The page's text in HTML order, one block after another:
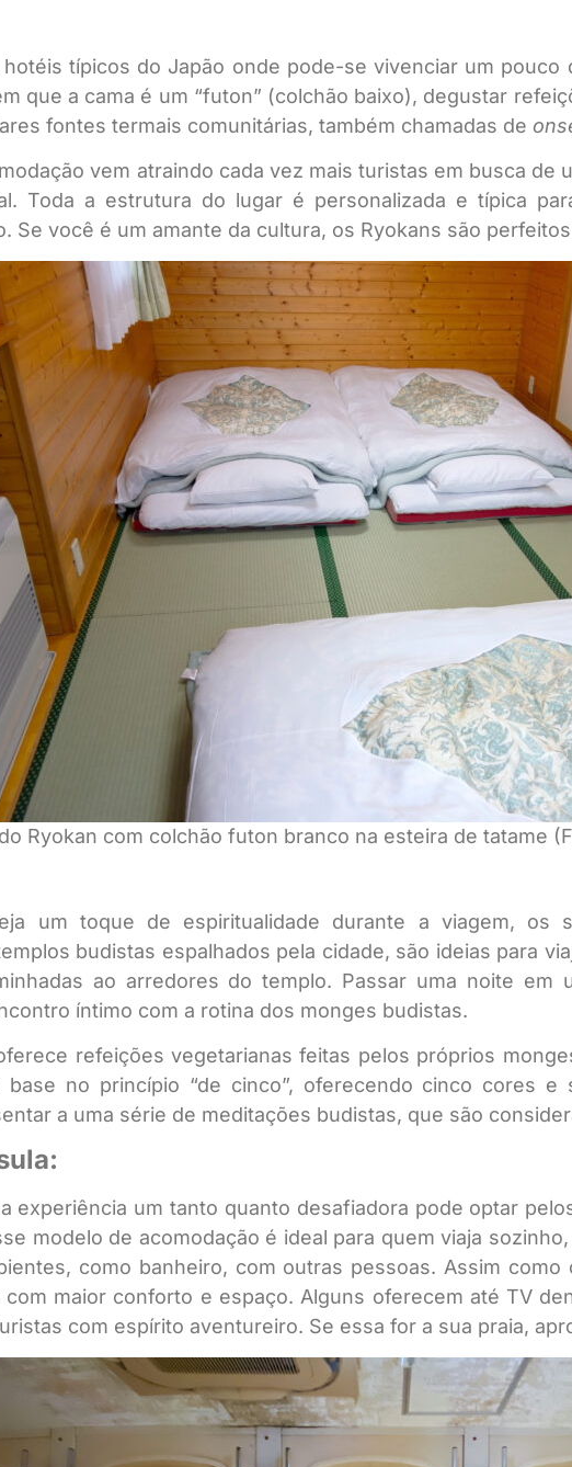
hotéis típicos do Japão onde pode-se vivenciar um
que a cama é um “futon” (colchão baixo), degustar
fontes termais comunitárias, também chamadas de
vem atraindo cada vez mais turistas em busca de
Toda a estrutura do lugar é personalizada e típica
Se você é um amante da cultura, os Ryokans são
Ryokan com colchão futon branco na esteira de tatame
um toque de espiritualidade durante a viagem, os
budistas espalhados pela cidade, são ideias para
ao arredores do templo. Passar uma noite em
íntimo com a rotina dos monges budistas.
refeições vegetarianas feitas pelos próprios
base no princípio “de cinco”, oferecendo cinco cores e
a uma série de meditações budistas, que são
experiência um tanto quanto desafiadora pode optar
modelo de acomodação é ideal para quem viaja
como banheiro, com outras pessoas. Assim
com maior conforto e espaço. Alguns oferecem até TV
com espírito aventureiro. Se essa for a sua praia,